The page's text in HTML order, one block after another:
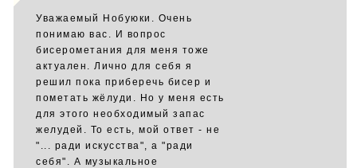
Уважаемый Нобуюки. Очень
понимаю вас. И вопрос
бисерометания для меня тоже
актуален. Лично для себя я
решил пока приберечь бисер и
пометать жёлуди. Но у меня есть
для этого необходимый запас
желудей. То есть, мой ответ - не
"... ради искусства", а "ради
себя". А музыкальное